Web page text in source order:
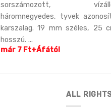
sorszámozott,
háromnegyedes, tyvek
karszalag. 19 mm széles, 25
hosszú. ...
már 7 Ft+Áfától
ALL